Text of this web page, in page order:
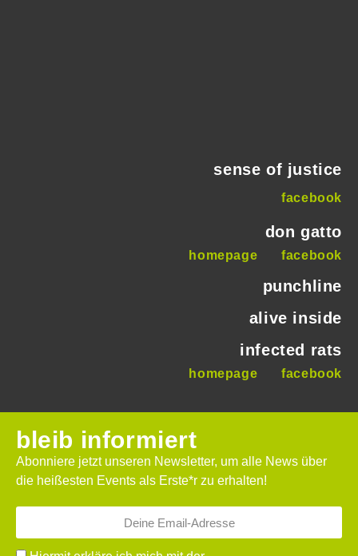
sense of justice
facebook
don gatto
homepage facebook
punchline
alive inside
infected rats
homepage facebook
bleib informiert
Abonniere jetzt unseren Newsletter, um alle News über
die heißesten Events als Erste*r zu erhalten!